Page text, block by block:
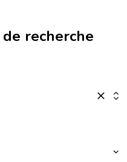
recherche